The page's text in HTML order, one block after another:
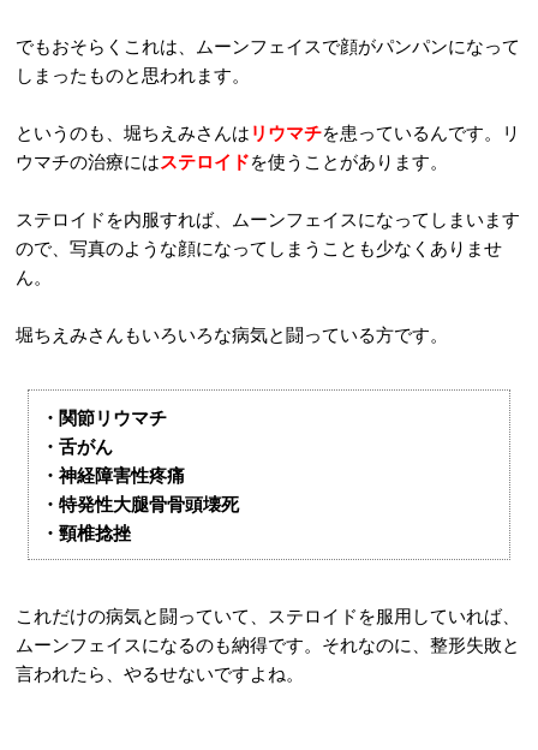
でもおそらくこれは、ムーンフェイスで顔がパンパンになって
しまったものと思われます。
というのも、堀ちえみさんは リウマチを患っているんです。リ
ウマチの治療にはステロイドを使うことがあります。
ステロイドを内服すれば、ムーンフェイスになってしまいます
ので、写真のような顔になってしまうことも少なくありませ
ん。
堀ちえみさんもいろいろな病気と闘っている方です。
・関節リウマチ
・舌がん
・神経障害性疼痛
・特発性大腿骨骨頭壊死
・頸椎捻挫
これだけの病気と闘っていて、ステロイドを服用していれば、
ムーンフェイスになるのも納得です。それなのに、整形失敗と
言われたら、やるせないですよね。